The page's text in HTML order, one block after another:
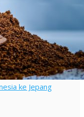
ke Jepang